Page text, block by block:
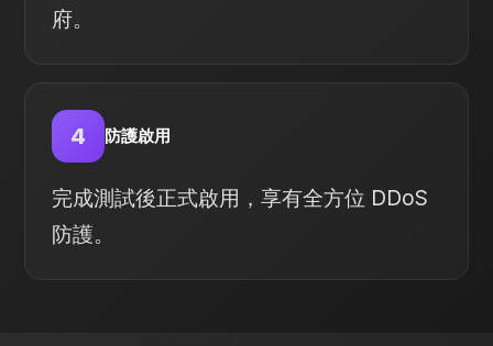
府。
4 防護啟用
完成測試後正式啟用，享有全方位 DDoS
防護。